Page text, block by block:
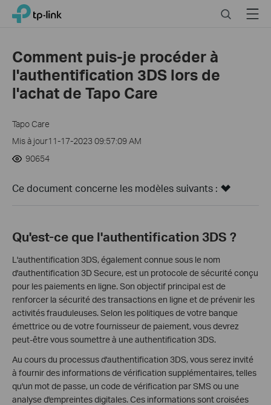
Click
navigation
TP-Link, Reliably Smart SearchMenu
Comment puis-je procéder à
l'authentification 3DS lors de
l'achat de Tapo Care
Tapo Care
Mis à jour11-17-2023 09:57:09 AM
90654
Ce document concerne les modèles suivants :
Qu'est-ce que l'authentification 3DS ?
L'authentification 3DS, également connue sous le nom
d'authentification 3D Secure, est un protocole de sécurité conçu
pour les paiements en ligne. Son objectif principal est de
renforcer la sécurité des transactions en ligne et de prévenir les
activités frauduleuses. Selon les politiques de votre banque
émettrice ou de votre fournisseur de paiement, vous devrez
peut-être vous soumettre à une authentification 3DS.
Au cours du processus d'authentification 3DS, vous serez invité
à fournir des informations de vérification supplémentaires, telles
qu'un mot de passe, un code de vérification par SMS ou une
analyse d'empreintes digitales. Ces informations sont croisées